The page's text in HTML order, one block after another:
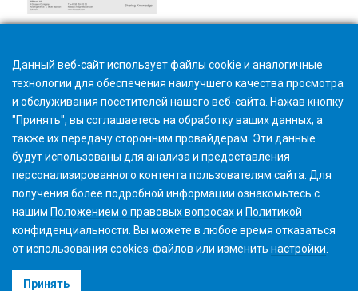
Hard- and Software requirements
Условия использования
Данный веб-сайт использует файлы cookie и аналогичные
технологии для обеспечения наилучшего качества просмотра
и обслуживания посетителей нашего веб-сайта. Нажав кнопку
"Принять", вы соглашаетесь на обработку ваших данных, а
также их передачу сторонним провайдерам. Эти данные
будут использованы для анализа и предоставления
персонализированного контента пользователям сайта. Для
получения более подробной информации ознакомьтесь с
нашим Положением о правовых вопросахи Политикой
конфиденциальности . Вы можете в любое время отказаться
от использования cookies-файлов или изменить настройки
Принять